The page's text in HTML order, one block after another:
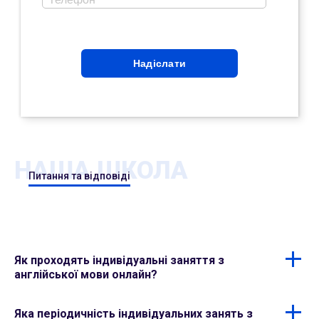
НАША ШКОЛА
Питання та відповіді
Як проходять індивідуальні заняття з
англійської мови онлайн?
Заняття проходять один на один з викладачем через
Яка періодичність індивідуальних занять з